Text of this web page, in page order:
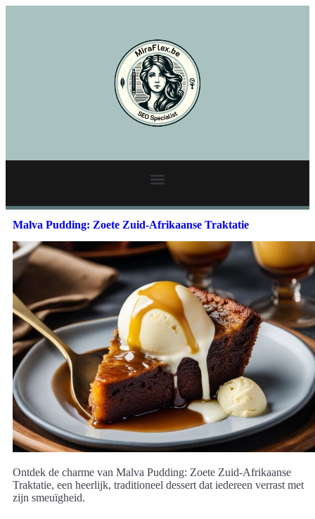
Malva Pudding: Zoete Zuid-Afrikaanse Traktatie
Ontdek de charme van Malva Pudding: Zoete Zuid-Afrikaanse
Traktatie, een heerlijk, traditioneel dessert dat iedereen verrast met
zijn smeuïgheid.